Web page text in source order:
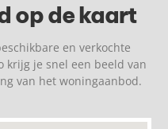
op de kaart
en verkochte
krijg je snel een beeld van
van het woningaanbod.